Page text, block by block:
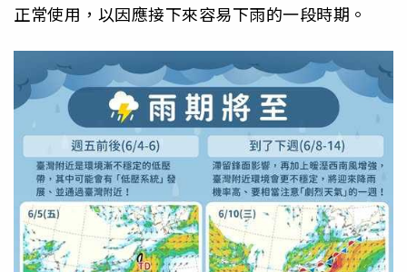
正常使用，以因應接下來容易下雨的一段時期。